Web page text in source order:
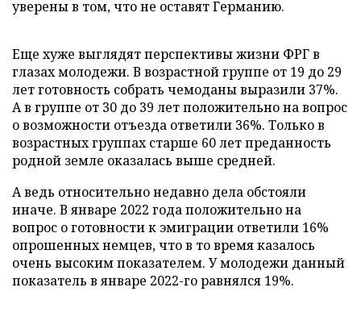
уверены в том, что не оставят Германию.
Еще хуже выглядят перспективы жизни ФРГ в
глазах молодежи. В возрастной группе от 19 до 29
лет готовность собрать чемоданы выразили 37%.
А в группе от 30 до 39 лет положительно на вопрос
о возможности отъезда ответили 36%. Только в
возрастных группах старше 60 лет преданность
родной земле оказалась выше средней.
А ведь относительно недавно дела обстояли
иначе. В январе 2022 года положительно на
вопрос о готовности к эмиграции ответили 16%
опрошенных немцев, что в то время казалось
очень высоким показателем. У молодежи данный
показатель в январе 2022-го равнялся 19%.